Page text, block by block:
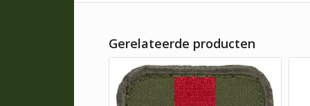
Gerelateerde producten